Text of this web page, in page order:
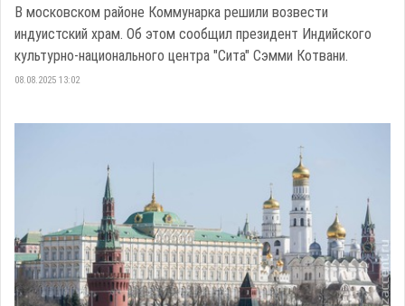
В московском районе Коммунарка решили возвести
индуистский храм. Об этом сообщил президент Индийского
культурно-национального центра "Сита" Сэмми Котвани.
08.08.2025 13:02